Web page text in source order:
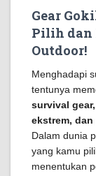
Gear
Pilih dan
Outdoor!
Menghadapi
tentunya
survival
ekstrem,
Dalam dunia
yang kamu
menentukan